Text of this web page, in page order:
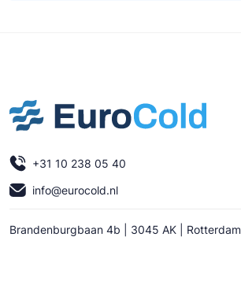
+31 10 238 05 40
info@eurocold.nl
Brandenburgbaan 4b | 3045 AK | Rotterdam